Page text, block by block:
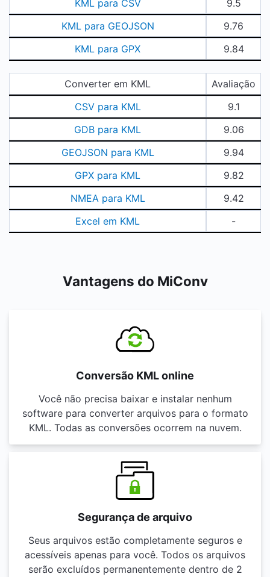
KML para CSV
9.5
KML para GEOJSON
9.76
KML para GPX
9.84
Converter em KML
Avaliação
CSV para KML
9.1
GDB para KML
9.06
GEOJSON para KML
9.94
GPX para KML
9.82
NMEA para KML
9.42
Excel em KML
-
Vantagens do MiConv
Conversão KML online
Você não precisa baixar e instalar nenhum
software para converter arquivos para o formato
KML. Todas as conversões ocorrem na nuvem.
Segurança de arquivo
Seus arquivos estão completamente seguros e
acessíveis apenas para você. Todos os arquivos
serão excluídos permanentemente dentro de 2